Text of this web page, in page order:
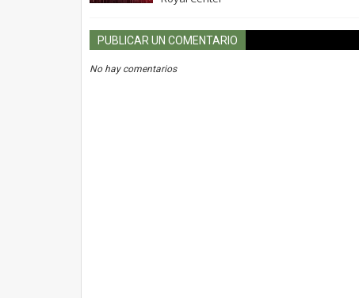
PUBLICAR UN COMENTARIO
No hay comentarios